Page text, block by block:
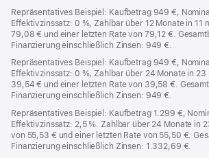
neues
Fenster)
Repräsentatives Beispiel: Kaufbetrag 949 €,
Effektivzinssatz: 0 %, Zahlbar über 12 Monate in 11
79,08 € und einer letzten Rate von 79,12 €.
Finanzierung einschließlich Zinsen: 949 €.
Repräsentatives Beispiel: Kaufbetrag 949 €,
Effektivzinssatz: 0 %, Zahlbar über 24 Monate in 23
39,54 € und einer letzten Rate von 39,58 €.
Finanzierung einschließlich Zinsen: 949 €.
Repräsentatives Beispiel: Kaufbetrag 1.299 €,
Effektivzinssatz: 2,5 %. Zahlbar über 24 Monate in
von 55,53 € und einer letzten Rate von 55,50 €.
Finanzierung einschließlich Zinsen: 1.332,69 €.